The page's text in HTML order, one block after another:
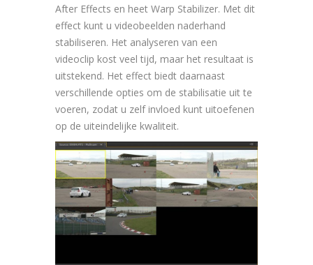
After Effects en heet Warp Stabilizer. Met dit
effect kunt u videobeelden naderhand
stabiliseren. Het analyseren van een
videoclip kost veel tijd, maar het resultaat is
uitstekend. Het effect biedt daarnaast
verschillende opties om de stabilisatie uit te
voeren, zodat u zelf invloed kunt uitoefenen
op de uiteindelijke kwaliteit.